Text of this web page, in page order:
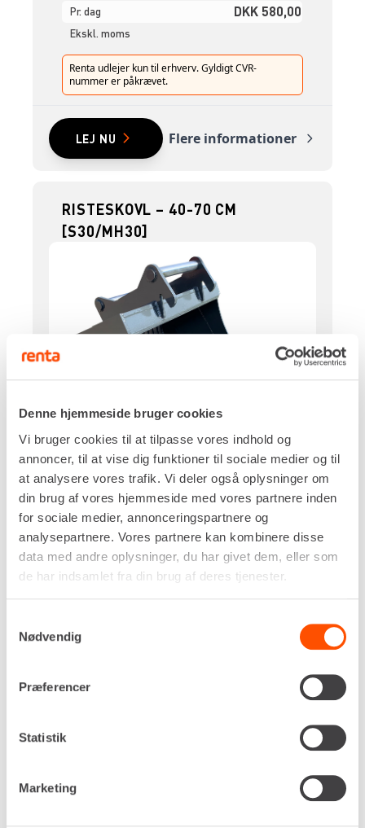
Denne hjemmeside bruger cookies
Vi bruger cookies til at tilpasse vores indhold og
annoncer, til at vise dig funktioner til sociale medier og til
at analysere vores trafik. Vi deler også oplysninger om
din brug af vores hjemmeside med vores partnere inden
for sociale medier, annonceringspartnere og
analysepartnere. Vores partnere kan kombinere disse
data med andre oplysninger, du har givet dem, eller som
de har indsamlet fra din brug af deres tjenester.
Nødvendig
Præferencer
Statistik
Marketing
Pr. dag DKK 580,00
Ekskl. moms
Renta udlejer kun til erhverv. Gyldigt CVR-
nummer er påkrævet.
LEJ NU Flere informationer
RISTESKOVL – 40-70 CM
[S30/MH30]
Skifte
S30/MH30
Bredde
50 cm
Renta udlejer kun til erhverv. Gyldigt CVR-
RISTESKOVL – 60-80 CM [S40]